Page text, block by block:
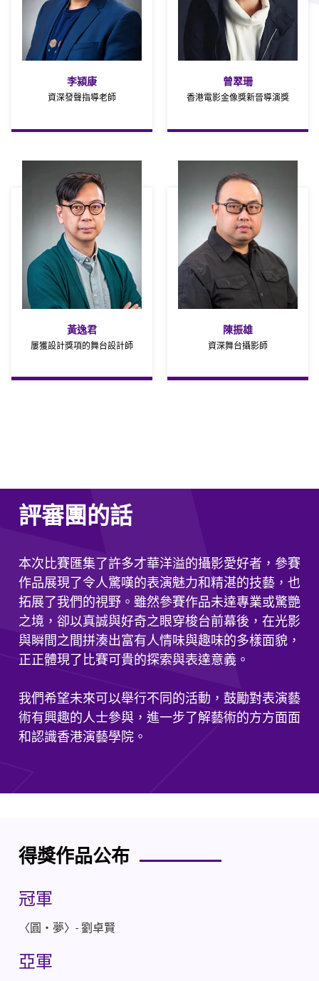
李潁康
資深發聲指導老師
曾翠珊
香港電影金像獎新晉導演獎
黃逸君
屢獲設計獎項的舞台設計師
陳振雄
資深舞台攝影師
評審團的話
本次比賽匯集了許多才華洋溢的攝影愛好者，參賽
作品展現了令人驚嘆的表演魅力和精湛的技藝，也
拓展了我們的視野。雖然參賽作品未達專業或驚艷
之境，卻以真誠與好奇之眼穿梭台前幕後，在光影
與瞬間之間拼湊出富有人情味與趣味的多樣面貌，
正正體現了比賽可貴的探索與表達意義。
我們希望未來可以舉行不同的活動，鼓勵對表演藝
術有興趣的人士參與，進一步了解藝術的方方面面
和認識香港演藝學院。
得獎作品公布
冠軍
〈圓・夢〉- 劉卓賢
亞軍